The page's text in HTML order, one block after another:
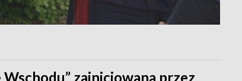
Wschodu” zainicjowana przez